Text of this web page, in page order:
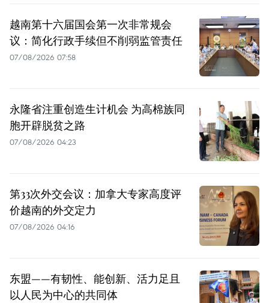
越南第十六届国会第一次非常规会
议：简化行政手续但不削弱监管责任
07/08/2026 07:58
永隆省注重创造生计机会 为高棉族同
胞开辟脱贫之路
07/08/2026 04:23
第33次外交会议：加拿大专家高度评
价越南的外交定力
07/08/2026 04:16
东盟——有韧性、能创新、活力足且
以人民为中心的共同体